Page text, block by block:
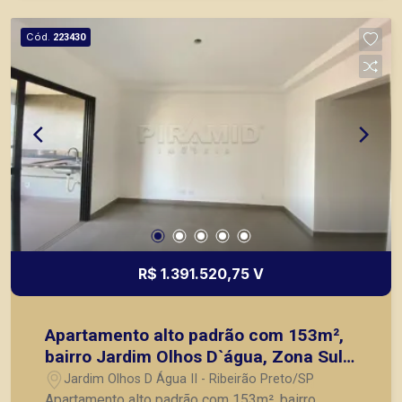
Cód. 223430
R$ 1.391.520,75 V
Apartamento alto padrão com 153m²,
bairro Jardim Olhos D`água, Zona Sul
em Ribeirão Preto/SP.
Jardim Olhos D Água II - Ribeirão Preto/SP